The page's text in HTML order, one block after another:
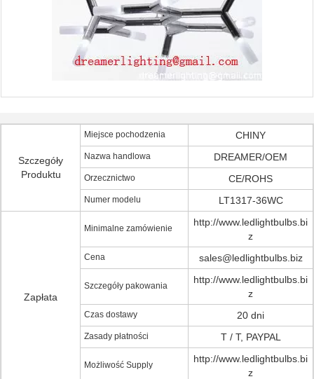
Szczegóły
Produktu
Miejsce pochodzenia CHINY
Nazwa handlowa DREAMER/OEM
Orzecznictwo CE/ROHS
Numer modelu LT1317-36WC
Zapłata
Minimalne zamówienie
http://www.ledlightbulbs.bi
z
Cena sales@ledlightbulbs.biz
Szczegóły pakowania
http://www.ledlightbulbs.bi
z
Czas dostawy 20 dni
Zasady płatności T / T, PAYPAL
Możliwość Supply
http://www.ledlightbulbs.bi
z